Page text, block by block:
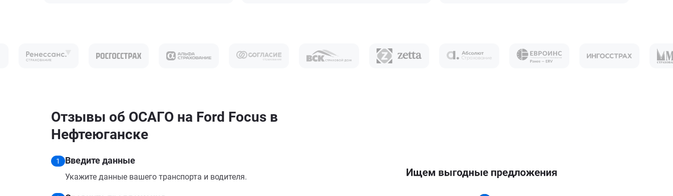
Отзывы об ОСАГО на Ford Focus в
Нефтеюганске
1 Введите данные
Укажите данные вашего транспорта и водителя.